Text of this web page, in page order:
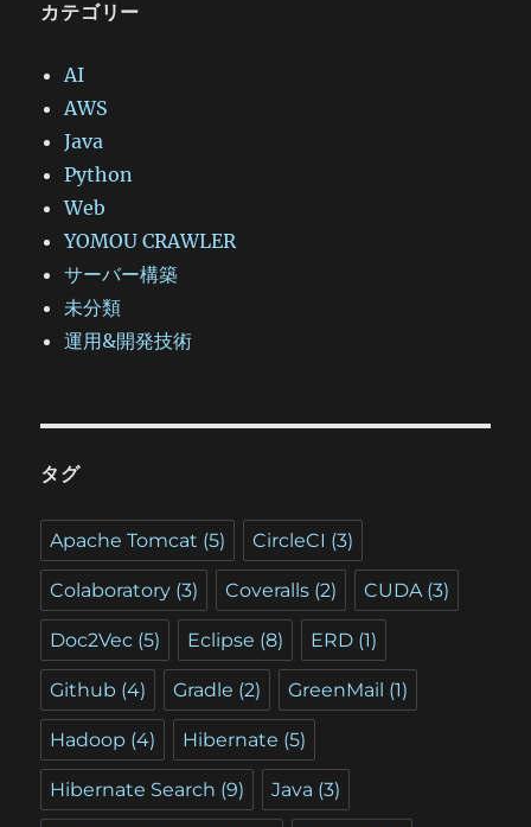
カテゴリー
AI
AWS
Java
Python
Web
YOMOU CRAWLER
サーバー構築
未分類
運用&開発技術
タグ
Apache Tomcat (5) CircleCI (3)
Colaboratory (3) Coveralls (2) CUDA(3)
Doc2Vec (5) Eclipse (8) ERD (1)
Github (4) Gradle (2) GreenMail (1)
Hadoop (4) Hibernate (5)
Hibernate Search (9) Java (3)